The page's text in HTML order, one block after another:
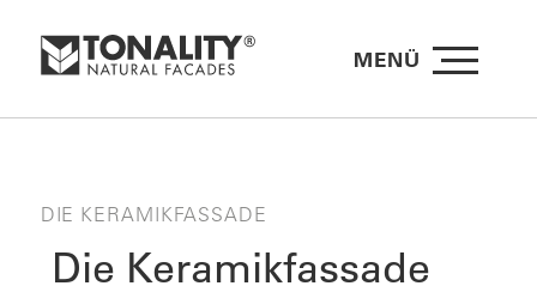
MENÜ
DIE KERAMIKFASSADE
Die Keramikfassade